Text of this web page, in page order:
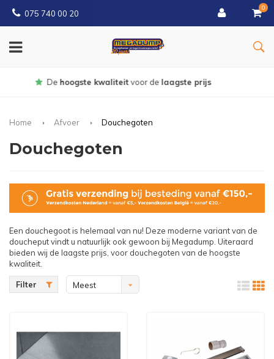
075 740 00 20
0
Gratisbezorgd vanaf € 150
Home Afvoer Douchegoten
Douchegoten
Een douchegoot is helemaal van nu! Deze moderne variant van de
doucheput vindt u natuurlijk ook gewoon bij Megadump. Uiteraard
bieden wij de laagste prijs, voor douchegoten van de hoogste
kwaliteit.
Filter
Meest